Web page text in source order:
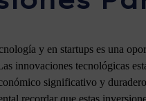
y en startups es una
innovaciones tecnológicas
significativo y
recordar que estas